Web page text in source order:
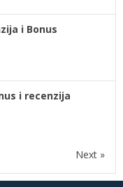
i Bonus
i recenzija
Next »